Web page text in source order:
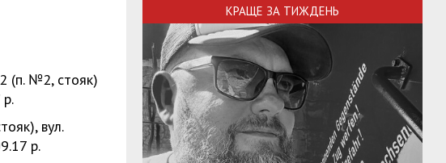
(п. №2, стояк)
вул.
р.
КРАЩЕ ЗА ТИЖДЕНЬ